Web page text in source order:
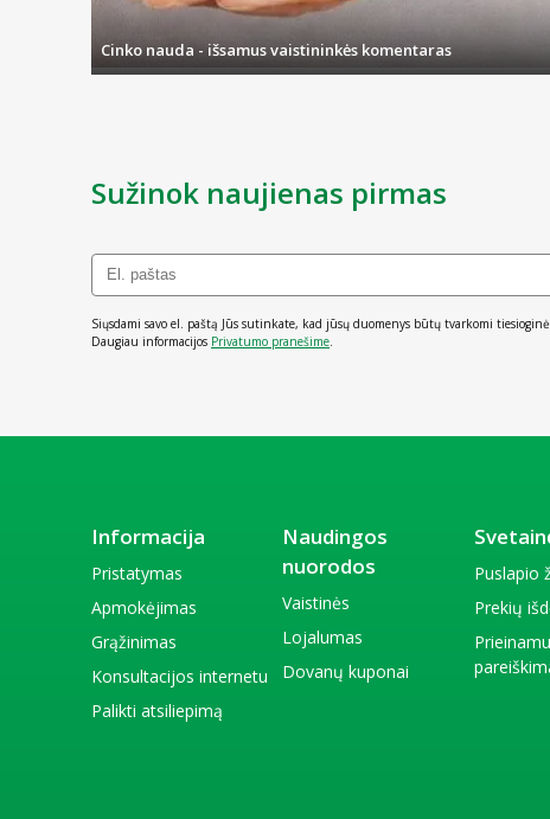
Cinko nauda - išsamus vaistininkės komentaras
Sužinok naujienas pirmas
Siųsdami savo el. paštą Jūs sutinkate, kad jūsų duomenys būtų tvarkomi
Daugiau informacijos Privatumo pranešime
Informacija
Pristatymas
Apmokėjimas
Grąžinimas
Konsultacijos internetu
Palikti atsiliepimą
Naudingos
nuorodos
Vaistinės
Lojalumas
Dovanų kuponai
Puslapio
Prekių